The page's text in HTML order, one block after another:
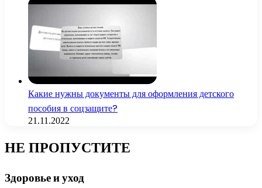
Какие нужны документы для оформления детского
пособия в соцзащите?
21.11.2022
НЕ ПРОПУСТИТЕ
Здоровье и уход